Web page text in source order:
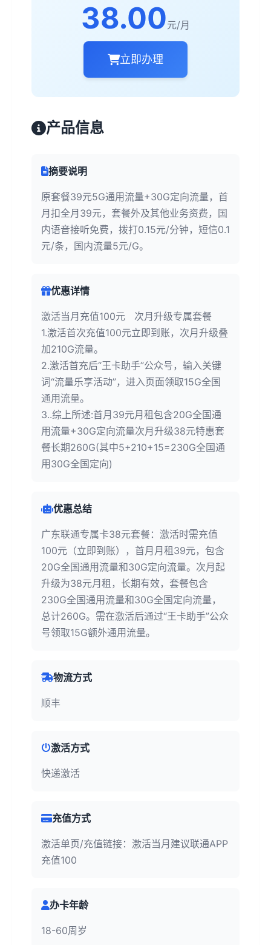
38.00元/月
立即办理
产品信息
摘要说明
原套餐39元5G通用流量+30G定向流量，首
月扣全月39元，套餐外及其他业务资费，国
内语音接听免费，拨打0.15元/分钟，短信0.1
元/条，国内流量5元/G。
优惠详情
激活当月充值100元 次月升级专属套餐
1.激活首次充值100元立即到账，次月升级叠
加210G流量。
2.激活首充后“王卡助手”公众号，输入关键
词“流量乐享活动”，进入页面领取15G全国
通用流量。
3..综上所述:首月39元月租包含20G全国通
用流量+30G定向流量次月升级38元特惠套
餐长期260G(其中5+210+15=230G全国通
用30G全国定向)
优惠总结
广东联通专属卡38元套餐：激活时需充值
100元（立即到账），首月月租39元，包含
20G全国通用流量和30G定向流量。次月起
升级为38元月租，长期有效，套餐包含
230G全国通用流量和30G全国定向流量，
总计260G。需在激活后通过“王卡助手”公众
号领取15G额外通用流量。
物流方式
顺丰
激活方式
快递激活
充值方式
激活单页/充值链接：激活当月建议联通APP
充值100
办卡年龄
18-60周岁